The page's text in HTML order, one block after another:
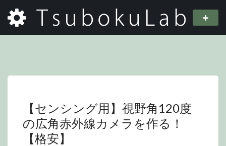
【センシング用】視野角120度
の広角赤外線カメラを作る！
【格安】